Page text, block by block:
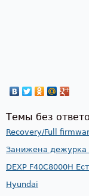
Темы без
Recovery/Full
Занижена дежурка
DEXP F40C8000H
Hyundai